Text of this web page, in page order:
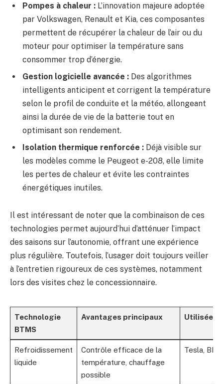
Pompes à chaleur : L’innovation majeure adoptée
par Volkswagen, Renault et Kia, ces composantes
permettent de récupérer la chaleur de l’air ou du
moteur pour optimiser la température sans
consommer trop d’énergie.
Gestion logicielle avancée : Des algorithmes
intelligents anticipent et corrigent la température
selon le profil de conduite et la météo, allongeant
ainsi la durée de vie de la batterie tout en
optimisant son rendement.
Isolation thermique renforcée : Déjà visible sur
les modèles comme le Peugeot e-208, elle limite
les pertes de chaleur et évite les contraintes
énergétiques inutiles.
Il est intéressant de noter que la combinaison de ces
technologies permet aujourd’hui d’atténuer l’impact
des saisons sur l’autonomie, offrant une expérience
plus régulière. Toutefois, l’usager doit toujours veiller
à l’entretien rigoureux de ces systèmes, notamment
lors des visites chez le concessionnaire.
Technologie
BTMS
Avantages principaux Utilisée
Refroidissement
liquide
Contrôle efficace de la
température, chauffage
possible
Tesla,